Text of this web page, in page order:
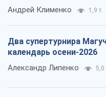
Андрей Клименко 1,9 т.
Два супертурнира
календарь осени-2026
Александр Липенко 5,0